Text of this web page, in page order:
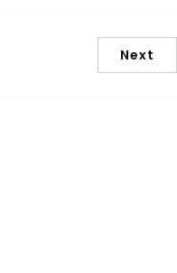
Next